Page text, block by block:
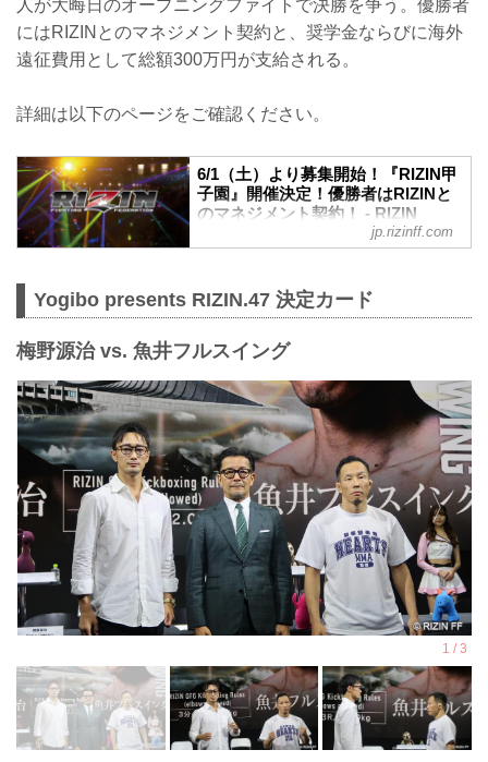
人が大晦日のオープニングファイトで決勝を争う。優勝者
にはRIZINとのマネジメント契約と、奨学金ならびに海外
遠征費用として総額300万円が支給される。
詳細は以下のページをご確認ください。
6/1（土）より募集開始！『RIZIN甲
子園』開催決定！優勝者はRIZINと
のマネジメント契約！ - RIZIN
FIGHTING FEDERATION オフィシ
ャルサイト
新プロジェクト『RIZIN甲子園』が始動！
RIZIN甲子園 概要
RIZINのリングで活躍する選手を発掘する
新プロジェクト。トライアウトを経て決
勝トーナメントを行います。
決勝戦はなんと、2024年大晦日のRIZIN
のオープニングファイトで実施！
そして優勝者はRIZINとのマネジメント契
約を結ぶことが出来るぞ！
募集期間
2024年6月1日（土）〜6月30日（日）
応募条件
項目 条件
性別 男性のみ
年齢 15歳以上、18歳以下の男子
体重 ...
jp.rizinff.com
Yogibo presents RIZIN.47 決定カード
梅野源治 vs. 魚井フルスイング